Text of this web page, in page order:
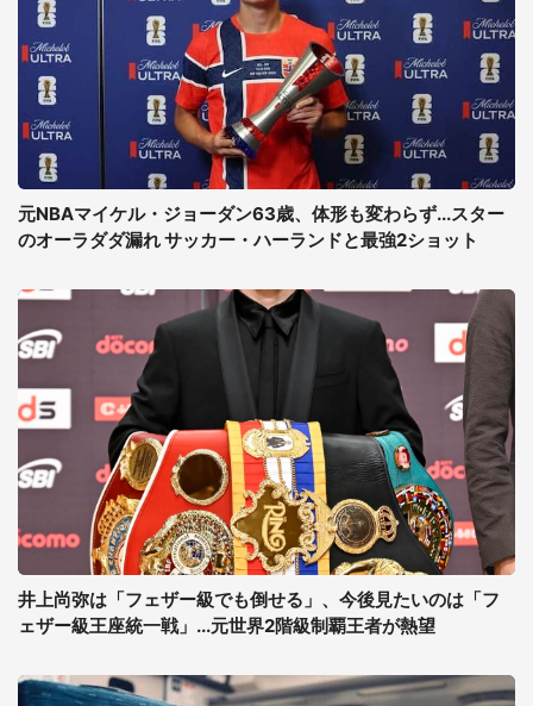
元NBAマイケル・ジョーダン63歳、体形も変わらず...スター
のオーラダダ漏れ サッカー・ハーランドと最強2ショット
井上尚弥は「フェザー級でも倒せる」、今後見たいのは「フ
ェザー級王座統一戦」...元世界2階級制覇王者が熱望